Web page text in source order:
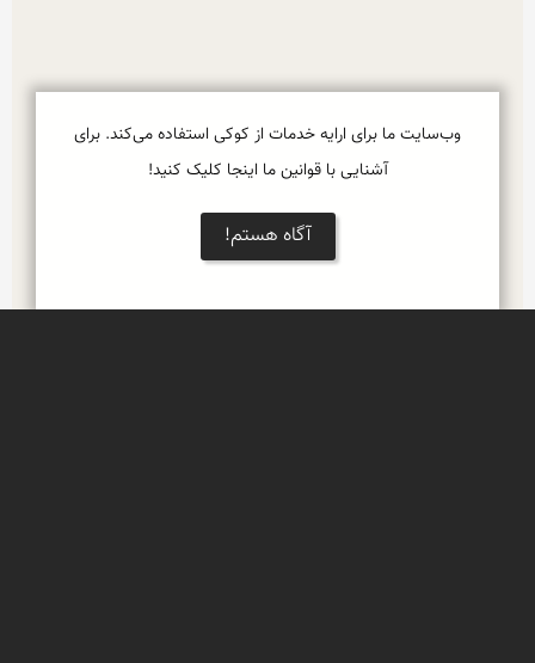
وب‌سایت ما برای ارایه خدمات از کوکی استفاده می‌کند. برای
آشنایی با قوانین ما اینجا کلیک کنید!
آگاه هستم!